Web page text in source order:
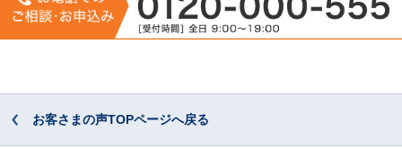
お客さまの声TOPページへ戻る